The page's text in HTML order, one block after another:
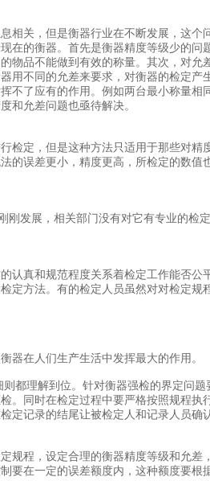
关，但是衡器行业在不断发展，这个
在的衡器。首先是衡器精度等级少的问
物品不能做到有效的称量。其次，对允
用不同的允差来要求，对衡器的检定产
不了应有的作用。例如两台最小称量相
和允差问题也亟待解决。
定，但是这种方法只适用于那些对精
的误差更小，精度更高，所检定的数值
发展，相关部门没有对它有专业的检
真和规范程度关系着检定工作能否公
定方法。有的检定人员虽然对对检定规
器在人们生产生活中发挥最大的作用。
理解到位。针对衡器强检的界定问题
。同时在检定过程中要严格按照规程执
定记录的结尾让被检定人和记录人员确
程，设定合理的衡器精度等级和允差
要在一定的误差额度内，这种额度要根